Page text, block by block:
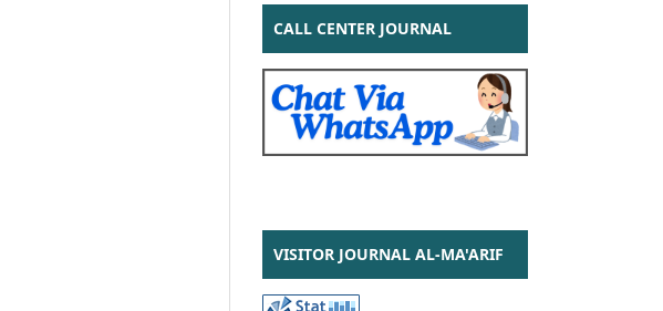
CALL CENTER JOURNAL
VISITOR JOURNAL AL-MA'ARIF